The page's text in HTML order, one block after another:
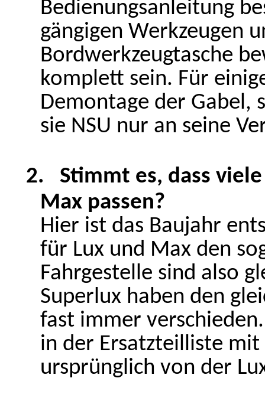
Bedienungsanleitung
gängigen Werkzeugen
Bordwerkzeugtasche
komplett sein. Für
Demontage der Gabel,
sie NSU nur an seine
2.
Stimmt es, dass
Max passen?
Hier ist das Baujahr
für Lux und Max den
Fahrgestelle sind also
Superlux haben den
fast immer
in der Ersatzteilliste
ursprünglich von der